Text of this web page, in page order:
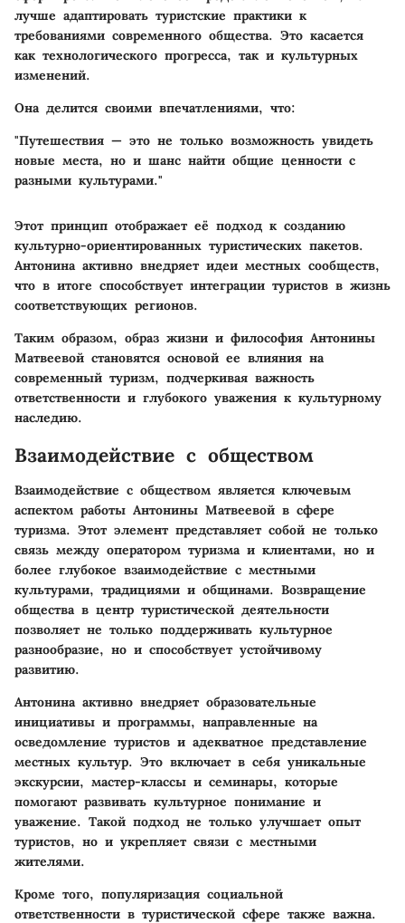
лучше адаптировать туристские практики к
требованиями современного общества. Это касается
как технологического прогресса, так и культурных
изменений.
Она делится своими впечатлениями, что:
"Путешествия — это не только возможность увидеть
новые места, но и шанс найти общие ценности с
разными культурами."
Этот принцип отображает её подход к созданию
культурно-ориентированных туристических пакетов.
Антонина активно внедряет идеи местных сообществ,
что в итоге способствует интеграции туристов в жизнь
соответствующих регионов.
Таким образом, образ жизни и философия Антонины
Матвеевой становятся основой ее влияния на
современный туризм, подчеркивая важность
ответственности и глубокого уважения к культурному
наследию.
Взаимодействие с обществом
Взаимодействие с обществом является ключевым
аспектом работы Антонины Матвеевой в сфере
туризма. Этот элемент представляет собой не только
связь между оператором туризма и клиентами, но и
более глубокое взаимодействие с местными
культурами, традициями и общинами. Возвращение
общества в центр туристической деятельности
позволяет не только поддерживать культурное
разнообразие, но и способствует устойчивому
развитию.
Антонина активно внедряет образовательные
инициативы и программы, направленные на
осведомление туристов и адекватное представление
местных культур. Это включает в себя уникальные
экскурсии, мастер-классы и семинары, которые
помогают развивать культурное понимание и
уважение. Такой подход не только улучшает опыт
туристов, но и укрепляет связи с местными
жителями.
Кроме того, популяризация социальной
ответственности в туристической сфере также важна.